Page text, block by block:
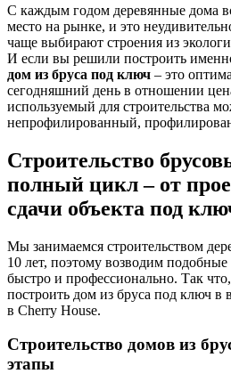
С каждым годом деревянные дома
место на рынке, и это
чаще выбирают строения из
И если вы решили построить
дом из бруса под ключ – это
сегодняшний день в отношении
используемый для строительства
непрофилированный,
Строительство
полный цикл – от
сдачи объекта под
Мы занимаемся строительством
10 лет, поэтому возводим подобные
быстро и профессионально. Так
построить дом из бруса под ключ в
в Cherry House.
Строительство домов из
этапы